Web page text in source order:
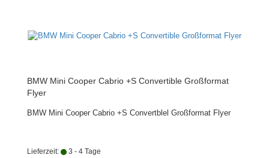
BMW Mini Cooper Cabrio +S Convertible Großformat
Flyer
BMW Mini Cooper Cabrio +S Convertblel Großformat Flyer
Lieferzeit: 3 - 4 Tage